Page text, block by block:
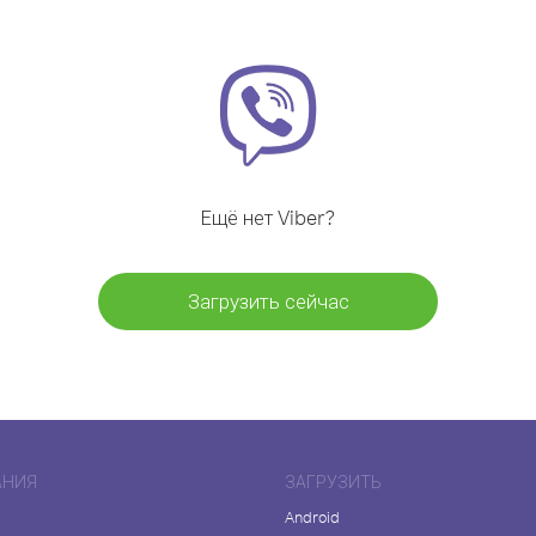
Ещё нет Viber?
Загрузить сейчас
ЗАГРУЗИТЬ
Android